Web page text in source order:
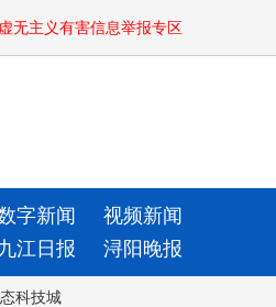
无主义有害信息举报专区
字新闻
视频新闻
江日报 浔阳晚报
科技城